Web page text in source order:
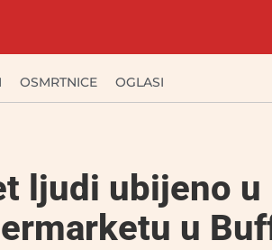
OSMRTNICE OGLASI
ljudi ubijeno u
u